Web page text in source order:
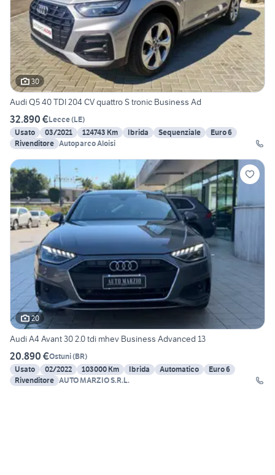
30
Audi Q5 40 TDI 204 CV quattro S tronic Business Ad
32.890 €Lecce(LE)
Usato
03/2021 124743 Km Ibrida Sequenziale
Euro 6
Rivenditore Autoparco Aloisi
20
Audi A4 Avant 30 2.0 tdi mhev Business Advanced 13
20.890 €Ostuni(BR)
Usato
02/2022 103000 Km Ibrida Automatico
Euro 6
Rivenditore AUTO MARZIO S.R.L.